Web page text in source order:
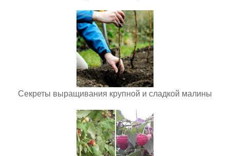
Секреты выращивания крупной и сладкой малины